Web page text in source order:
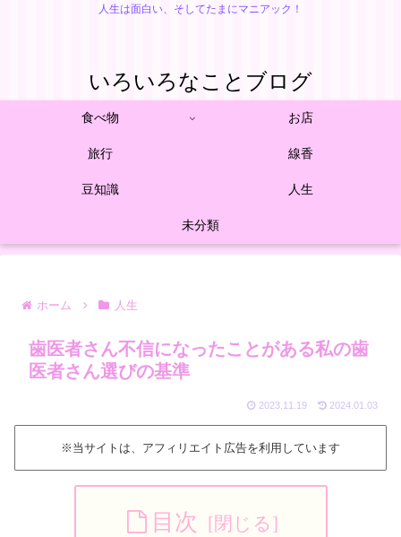
人生は面白い、そしてたまにマニアック！
いろいろなことブログ
食べ物 お店
旅行 線香
豆知識 人生
未分類
ホーム 人生
歯医者さん不信になったことがある私の歯
医者さん選びの基準
2023.11.19 2024.01.03
※当サイトは、アフィリエイト広告を利用しています
目次